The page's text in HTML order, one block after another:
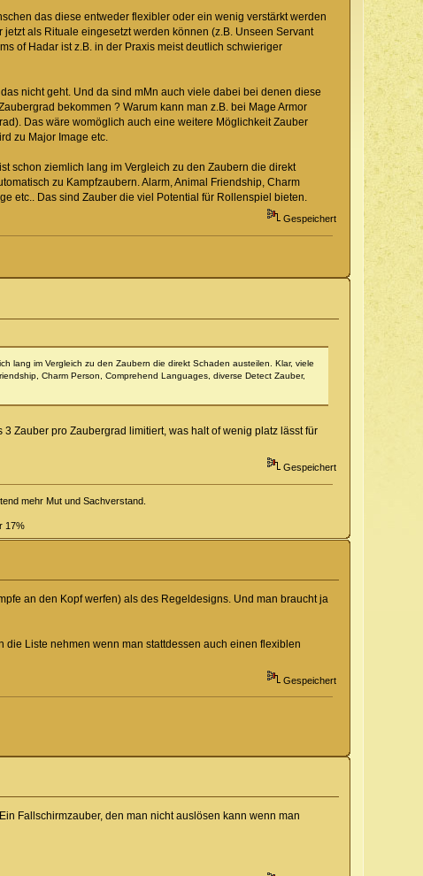
das diese entweder flexibler oder ein wenig verstärkt werden
als Rituale eingesetzt werden können (z.B. Unseen Servant
of Hadar ist z.B. in der Praxis meist deutlich schwieriger
nicht geht. Und da sind mMn auch viele dabei bei denen diese
bekommen ? Warum kann man z.B. bei Mage Armor
Das wäre womöglich auch eine weitere Möglichkeit Zauber
zu Major Image etc.
schon ziemlich lang im Vergleich zu den Zaubern die direkt
zu Kampfzaubern. Alarm, Animal Friendship, Charm
etc.. Das sind Zauber die viel Potential für Rollenspiel bieten.
Gespeichert
lang im Vergleich zu den Zaubern die direkt Schaden austeilen. Klar, viele
Charm Person, Comprehend Languages, diverse Detect Zauber,
Zauber pro Zaubergrad limitiert, was halt of wenig platz lässt für
Gespeichert
mehr Mut und Sachverstand.
17%
an den Kopf werfen) als des Regeldesigns. Und man braucht ja
Liste nehmen wenn man stattdessen auch einen flexiblen
Gespeichert
Fallschirmzauber, den man nicht auslösen kann wenn man